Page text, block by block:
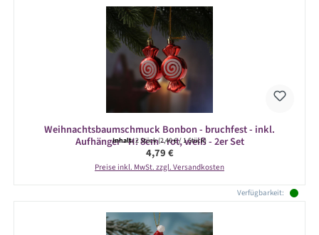
Weihnachtsbaumschmuck Bonbon - bruchfest - inkl.
Aufhänger - H: 8cm - rot, weiß - 2er Set
Inhalt:2 Stück(2,40 € / 1 Stück)
Regulärer Preis:
4,79 €
Preise inkl. MwSt. zzgl. Versandkosten
Verfügbarkeit: